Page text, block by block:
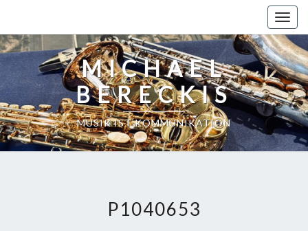
content
MICHAEL
BERECKIS
MUSIK IST KOMMUNIKATION
P1040653